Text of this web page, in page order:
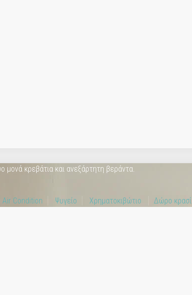
κρεβάτια και ανεξάρτητη βεράντα.
Air Condition Ψυγείο Χρηματοκιβώτιο Δώρο κρασί